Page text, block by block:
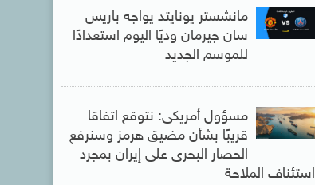
مانشستر يونايتد يواجه باريس
سان جيرمان وديًا اليوم استعدادًا
للموسم الجديد
مسؤول أمريكى: نتوقع اتفاقا
قريبًا بشأن مضيق هرمز وسنرفع
الحصار البحرى على إيران بمجرد
استئناف الملاحة